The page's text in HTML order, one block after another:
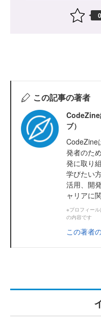
0
この記事の著者
CodeZine
ブ）
CodeZine
発者のた
発に取り
学びたい
活用、開
ャリアに
※プロフィー
の内容です
この著者